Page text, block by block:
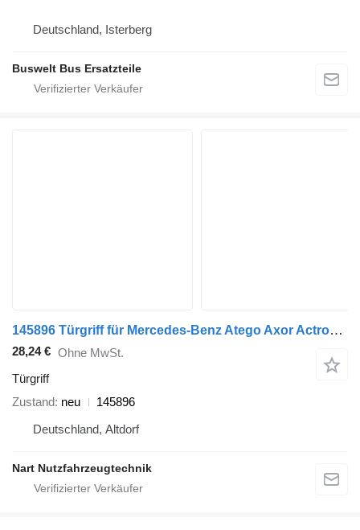
Deutschland, Isterberg
Buswelt Bus Ersatzteile
145896 Türgriff für Mercedes-Benz Atego Axor Actros MP1 MP2 MP3 Verg LKW
28,24 € Ohne MwSt.
Türgriff
Zustand neu
145896
Deutschland, Altdorf
Nart Nutzfahrzeugtechnik